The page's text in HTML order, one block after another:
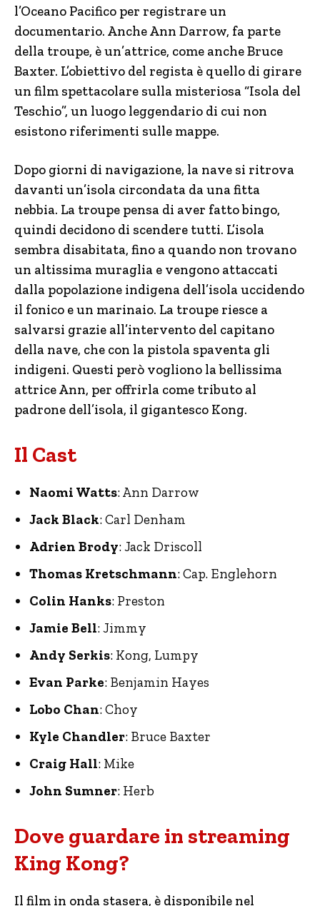
l’Oceano Pacifico per registrare un
documentario. Anche Ann Darrow, fa parte
della troupe, è un’attrice, come anche Bruce
Baxter. L’obiettivo del regista è quello di girare
un film spettacolare sulla misteriosa “Isola del
Teschio”, un luogo leggendario di cui non
esistono riferimenti sulle mappe.
Dopo giorni di navigazione, la nave si ritrova
davanti un’isola circondata da una fitta
nebbia. La troupe pensa di aver fatto bingo,
quindi decidono di scendere tutti. L’isola
sembra disabitata, fino a quando non trovano
un altissima muraglia e vengono attaccati
dalla popolazione indigena dell’isola uccidendo
il fonico e un marinaio. La troupe riesce a
salvarsi grazie all’intervento del capitano
della nave, che con la pistola spaventa gli
indigeni. Questi però vogliono la bellissima
attrice Ann, per offrirla come tributo al
padrone dell’isola, il gigantesco Kong.
Il Cast
Naomi Watts: Ann Darrow
Jack Black: Carl Denham
Adrien Brody: Jack Driscoll
Thomas Kretschmann: Cap. Englehorn
Colin Hanks: Preston
Jamie Bell: Jimmy
Andy Serkis: Kong, Lumpy
Evan Parke: Benjamin Hayes
Lobo Chan: Choy
Kyle Chandler: Bruce Baxter
Craig Hall: Mike
John Sumner: Herb
Dove guardare in streaming
King Kong?
Il film in onda stasera, è disponibile nel